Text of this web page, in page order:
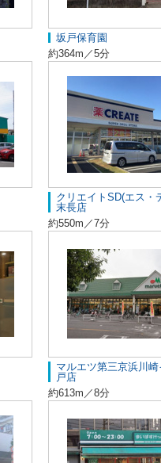
坂戸保育園
約364m／5分
クリエイトSD(エス・
末長店
約550m／7分
マルエツ第三京浜川
戸店
約613m／8分